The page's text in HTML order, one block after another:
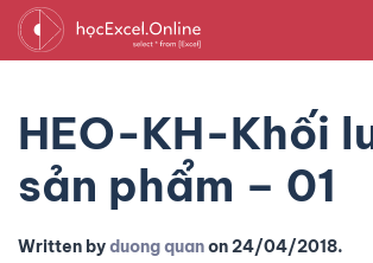
HEO-KH-Khối
sản phẩm – 01
Written byduong quanon24/04/2018.